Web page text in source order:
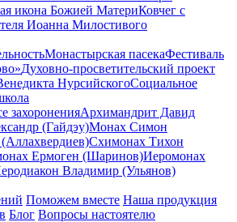
икона Божией МатериКовчег с
Иоанна Милостивого
Монастырская пасекаФестиваль
Духовно-просветительский проект
НурсийскогоСоциальное
захороненияАрхимандрит Давид
(Гайдэу)Монах Симон
Схимонах Тихон
Ермоген (Шаринов)Иеромонах
Владимир (Ульянов)
Поможем вместе Наша продукция
Блог Вопросы настоятелю